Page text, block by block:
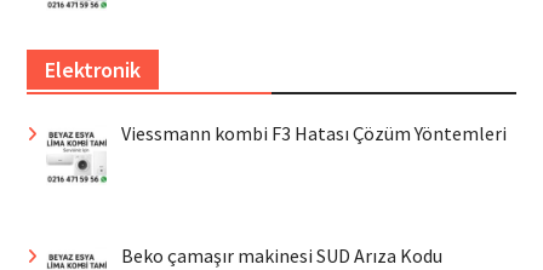
Elektronik
Viessmann kombi F3 Hatası Çözüm Yöntemleri
Beko çamaşır makinesi SUD Arıza Kodu